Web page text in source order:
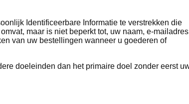
Identificeerbare Informatie te verstrekken die
maar is niet beperkt tot, uw naam, e-
van uw bestellingen wanneer u goederen of
doeleinden dan het primaire doel zonder eerst